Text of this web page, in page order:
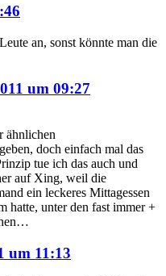
an, sonst könnte man die
um 09:27
ähnlichen
doch einfach mal das
tue ich das auch und
auf Xing, weil die
ein leckeres Mittagessen
hatte, unter den fast immer +
um 11:13